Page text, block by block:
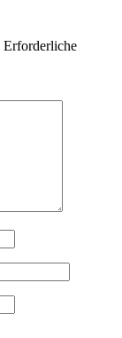
Erforderliche